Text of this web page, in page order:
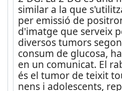
similar a la que
per emissió de
d'imatge que serveix
diversos tumors
consum de glucosa,
en un comunicat. El
és el tumor de teixit
nens i adolescents,